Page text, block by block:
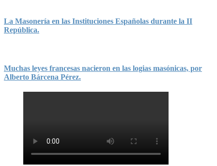
La Masonería en las Instituciones Españolas durante la II
República.
Muchas leyes francesas nacieron en las logias masónicas, por
Alberto Bárcena Pérez.